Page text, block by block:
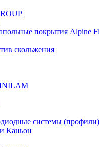
покрытия Alpine
скольжения
системы (профили)
Каньон